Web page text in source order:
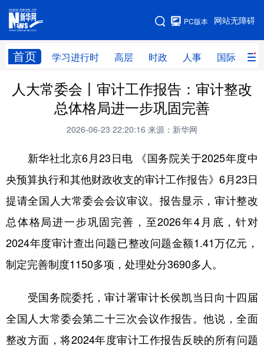
网站无障碍
PC版本
首页 学习进行时 高层 时政 人事 国际 财
网站地图
学习进行时 高层 时政 人事
财经 网评
科技 科创 量子 体育
文化 书画 健康
法律 中央文件 金融 汽车
食品 人居 信息化
彩票 娱乐 时尚 悦读
人大常委会丨审计工作报告：审计整改
总体格局进一步巩固完善
2026-06-23 22:20:16 来源：新华网
新华社北京6月23日电 《国务院关于2025年度中
央预算执行和其他财政收支的审计工作报告》6月23日
提请全国人大常委会会议审议。报告显示，审计整改
总体格局进一步巩固完善，至2026年4月底，针对
2024年度审计查出问题已整改问题金额1.41万亿元，
制定完善制度1150多项，处理处分3690多人。
受国务院委托，审计署审计长侯凯当日向十四届
全国人大常委会第二十三次会议作报告。他说，全面
整改方面，将2024年度审计工作报告反映的所有问题